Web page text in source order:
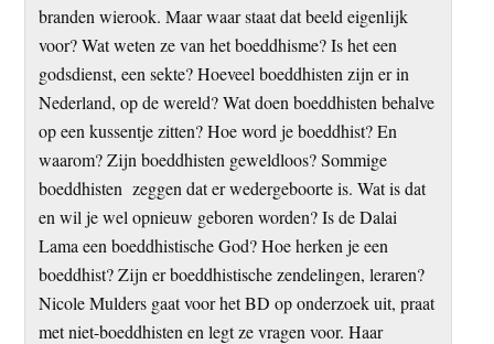
branden wierook. Maar waar staat dat beeld eigenlijk
voor? Wat weten ze van het boeddhisme? Is het een
godsdienst, een sekte? Hoeveel boeddhisten zijn er in
Nederland, op de wereld? Wat doen boeddhisten behalve
op een kussentje zitten? Hoe word je boeddhist? En
waarom? Zijn boeddhisten geweldloos? Sommige
boeddhisten zeggen dat er wedergeboorte is. Wat is dat
en wil je wel opnieuw geboren worden? Is de Dalai
Lama een boeddhistische God? Hoe herken je een
boeddhist? Zijn er boeddhistische zendelingen, leraren?
Nicole Mulders gaat voor het BD op onderzoek uit, praat
met niet-boeddhisten en legt ze vragen voor. Haar